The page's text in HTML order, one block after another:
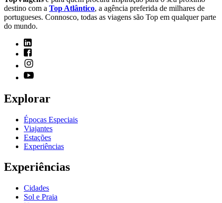
destino com a Top Atlântico, a agência preferida de milhares de
portugueses. Connosco, todas as viagens são Top em qualquer parte
do mundo.
Explorar
Épocas Especiais
Viajantes
Estações
Experiências
Experiências
Cidades
Sol e Praia